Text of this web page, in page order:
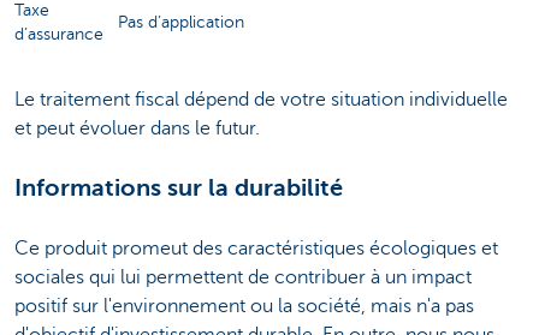
Taxe
d’assurance
Pas d’application
Le traitement fiscal dépend de votre situation individuelle
et peut évoluer dans le futur.
Informations sur la durabilité
Ce produit promeut des caractéristiques écologiques et
sociales qui lui permettent de contribuer à un impact
positif sur l'environnement ou la société, mais n'a pas